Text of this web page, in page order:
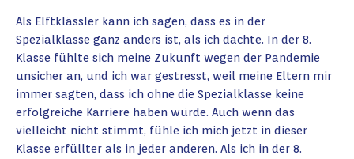
Als Elftklässler kann ich sagen, dass es in der
Spezialklasse ganz anders ist, als ich dachte. In der 8.
Klasse fühlte sich meine Zukunft wegen der Pandemie
unsicher an, und ich war gestresst, weil meine Eltern mir
immer sagten, dass ich ohne die Spezialklasse keine
erfolgreiche Karriere haben würde. Auch wenn das
vielleicht nicht stimmt, fühle ich mich jetzt in dieser
Klasse erfüllter als in jeder anderen. Als ich in der 8.